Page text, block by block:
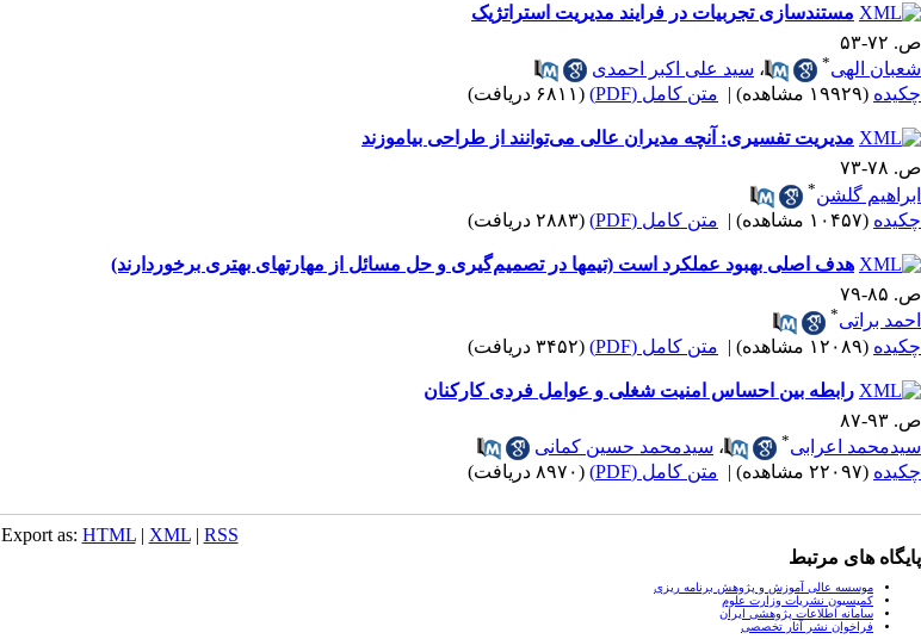
مستندسازی تجربیات در فرایند مدیریت استراتژیک
ص. ۷۲-۵۳
شعبان الهی* ، سید علی اکبر احمدی
چکیده (۱۹۹۲۹ مشاهده) | متن کامل (PDF) (۶۸۱۱ دریافت)
مدیریت تفسیری: آنچه مدیران عالی می‌توانند از طراحی بیاموزند
ص. ۷۸-۷۳
ابراهیم گلشن*
چکیده (۱۰۴۵۷ مشاهده) | متن کامل (PDF) (۲۸۸۳ دریافت)
هدف اصلی بهبود عملکرد است (تیمها در تصمیم‌گیری و حل مسائل از مهارتهای بهتری برخوردارند)
ص. ۸۵-۷۹
احمد براتی*
چکیده (۱۲۰۸۹ مشاهده) | متن کامل (PDF) (۳۴۵۲ دریافت)
رابطه بین احساس امنیت شغلی و عوامل فردی کارکنان
ص. ۹۳-۸۷
سیدمحمد اعرابی* ، سیدمحمد حسین کمانی
چکیده (۲۲۰۹۷ مشاهده) | متن کامل (PDF) (۸۹۷۰ دریافت)
Export as: HTML| XML| RSS
پایگاه های مرتبط
موسسه عالی آموزش و پژوهش برنامه ریزی
کمیسیون نشریات وزارت علوم
سامانه اطلاعات پژوهشی ایران
فراخوان نشر آثار تخصصی